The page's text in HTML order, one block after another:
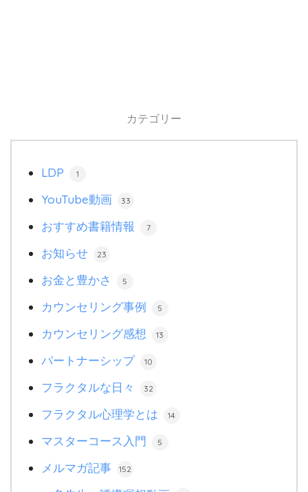
カテゴリー
LDP 1
YouTube動画 33
おすすめ書籍情報 7
お知らせ 23
お金と豊かさ 5
カウンセリング事例 5
カウンセリング感想 13
パートナーシップ 10
フラクタルな日々 32
フラクタル心理学とは 14
マスターコース入門 5
メルマガ記事 152